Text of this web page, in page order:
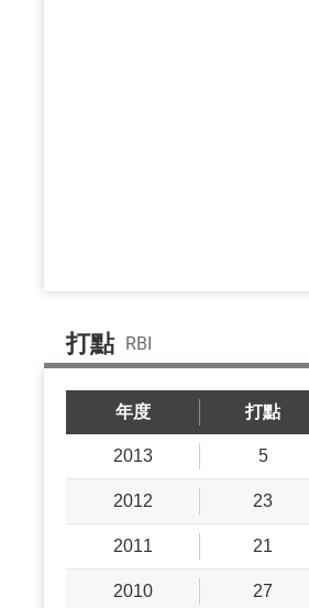
打點 RBI
年度 打點
2013 5
2012 23
2011 21
2010 27